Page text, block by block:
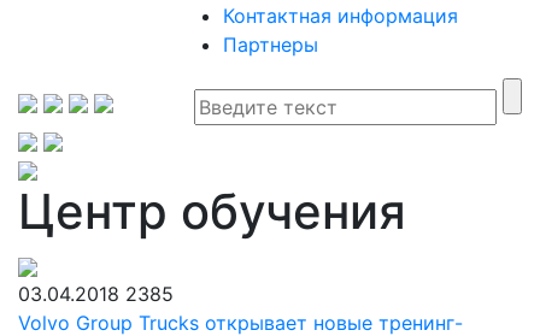
Контактная информация
Партнеры
Центр обучения
03.04.2018 2385
Volvo Group Trucks открывает новые тренинг-